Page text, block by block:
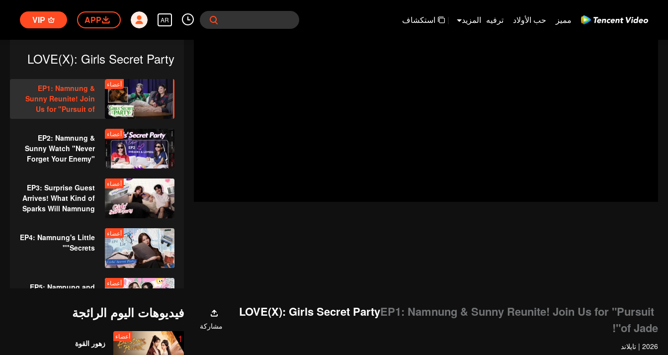
مميز حب الأولاد ترفيه المزيد | استكشاف AR
APP
VIP
LOVE(X): Girls Secret Party
أعضاء
EP1: Namnung &
Sunny Reunite! Join
Us for "Pursuit of
Jade"!
أعضاء
EP2: Namnung &
Sunny Watch "Never
Forget Your Enemy"
Too Real!
أعضاء
EP3: Surprise Guest
Arrives! What Kind of
Sparks Will Namnung
أعضاء
EP4: Namnung's Little
"Secrets"
أعضاء
EP5: Namnung and
Moment
LOVE(X): Girls Secret PartyEP1: Namnung & Sunny Reunite! Join Us for "Pursuit
of Jade"!
مشاركة
2026
| تايلاند
فيديوهات اليوم الرائجة
1 أعضاء
زهور القوة